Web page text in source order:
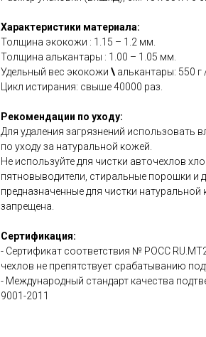
Характеристики материала:
Толщина экокожи : 1.15 – 1.2 мм.
Толщина алькантары : 1.00 – 1.05 мм.
Удельный вес экокожи \ алькантары: 550 г
Цикл истирания: свыше 40000 раз.
Рекомендации по уходу:
Для удаления загрязнений использовать
по уходу за натуральной кожей.
Не используйте для чистки авточехлов
пятновыводители, стиральные порошки и
предназначенные для чистки
запрещена.
Сертификация:
- Сертификат соответствия № РОСС
чехлов не препятствует срабатыванию
- Международный стандарт качества
9001-2011